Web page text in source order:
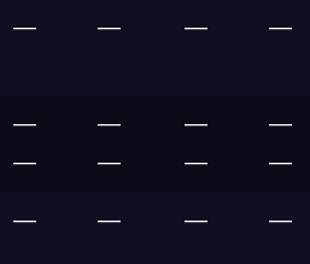
— — — —
— — —
—
— — — —
— — — —